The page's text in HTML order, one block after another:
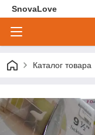
SnovaLove
Каталог товара